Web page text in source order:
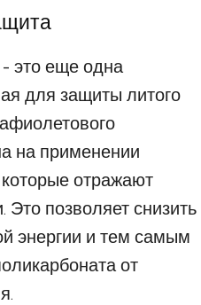
это еще одна
для защиты литого
на применении
отражают
позволяет снизить
энергии и тем самым
от